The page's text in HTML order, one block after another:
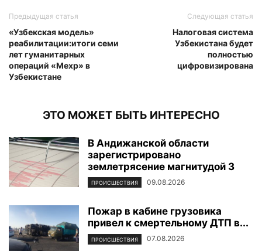
Предыдущая статья
«Узбекская модель»
реабилитации:итоги семи
лет гуманитарных
операций «Мехр» в
Узбекистане
Следующая статья
Налоговая система
Узбекистана будет
полностью
цифровизирована
ЭТО МОЖЕТ БЫТЬ ИНТЕРЕСНО
В Андижанской области
зарегистрировано
землетрясение магнитудой 3
ПРОИСШЕСТВИЯ 09.08.2026
Пожар в кабине грузовика
привел к смертельному ДТП в...
ПРОИСШЕСТВИЯ 07.08.2026